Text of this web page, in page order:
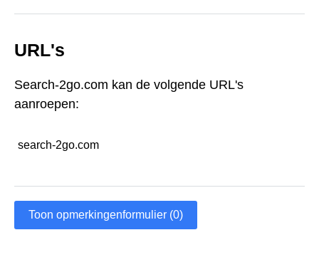
URL's
Search-2go.com kan de volgende URL's
aanroepen:
search-2go.com
Toon opmerkingenformulier (0)